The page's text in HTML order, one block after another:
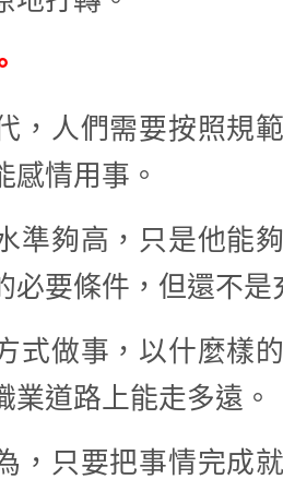
，人們需要按照規
感情用事。
準夠高，只是他能
必要條件，但還不是
式做事，以什麼樣
業道路上能走多遠。
，只要把事情完成